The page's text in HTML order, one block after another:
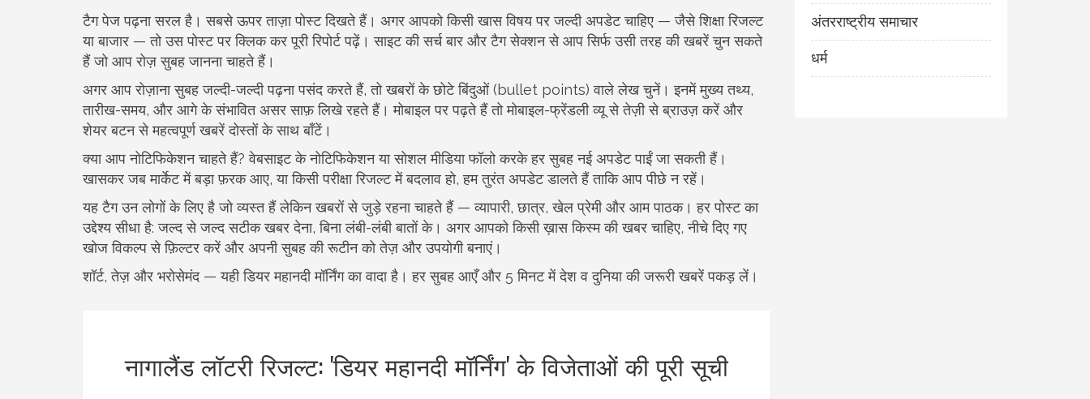
टैग पेज पढ़ना सरल है। सबसे ऊपर ताज़ा पोस्ट दिखते हैं। अगर आपको किसी खास विषय पर जल्दी अपडेट चाहिए — जैसे शिक्षा रिजल्ट
या बाजार — तो उस पोस्ट पर क्लिक कर पूरी रिपोर्ट पढ़ें। साइट की सर्च बार और टैग सेक्शन से आप सिर्फ उसी तरह की खबरें चुन सकते
हैं जो आप रोज़ सुबह जानना चाहते हैं।
अगर आप रोज़ाना सुबह जल्दी-जल्दी पढ़ना पसंद करते हैं, तो खबरों के छोटे बिंदुओं (bullet points) वाले लेख चुनें। इनमें मुख्य तथ्य,
तारीख-समय, और आगे के संभावित असर साफ़ लिखे रहते हैं। मोबाइल पर पढ़ते हैं तो मोबाइल-फ्रेंडली व्यू से तेज़ी से ब्राउज़ करें और
शेयर बटन से महत्‍वपूर्ण खबरें दोस्तों के साथ बाँटें।
क्या आप नोटिफिकेशन चाहते हैं? वेबसाइट के नोटिफिकेशन या सोशल मीडिया फॉलो करके हर सुबह नई अपडेट पाईं जा सकती हैं।
खासकर जब मार्केट में बड़ा फ़रक आए, या किसी परीक्षा रिजल्ट में बदलाव हो, हम तुरंत अपडेट डालते हैं ताकि आप पीछे न रहें।
यह टैग उन लोगों के लिए है जो व्यस्त हैं लेकिन खबरों से जुड़े रहना चाहते हैं — व्यापारी, छात्र, खेल प्रेमी और आम पाठक। हर पोस्ट का
उद्देश्य सीधा है: जल्द से जल्द सटीक खबर देना, बिना लंबी-लंबी बातों के। अगर आपको किसी ख़ास किस्म की खबर चाहिए, नीचे दिए गए
खोज विकल्प से फ़िल्टर करें और अपनी सुबह की रूटीन को तेज़ और उपयोगी बनाएं।
शॉर्ट, तेज़ और भरोसेमंद — यही डियर महानदी मॉर्निंग का वादा है। हर सुबह आएँ और 5 मिनट में देश व दुनिया की जरूरी खबरें पकड़ लें।
नागालैंड लॉटरी रिजल्ट: 'डियर महानदी मॉर्निंग' के विजेताओं की पूरी सूची
अंतरराष्ट्रीय समाचार
धर्म